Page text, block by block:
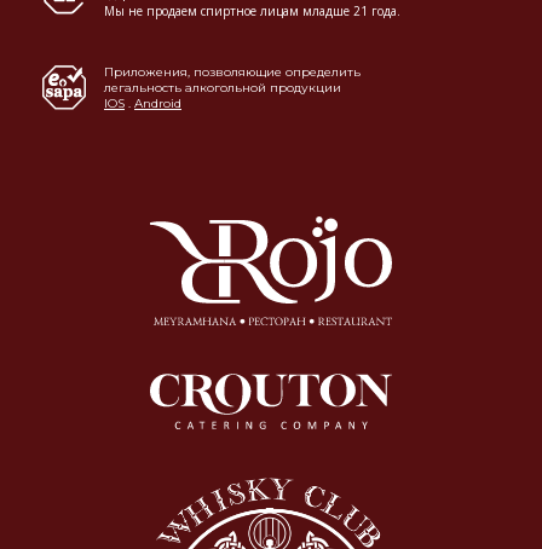
Мы не продаем спиртное лицам младше 21 года.
Приложения, позволяющие определить
легальность алкогольной продукции
IOS . Android